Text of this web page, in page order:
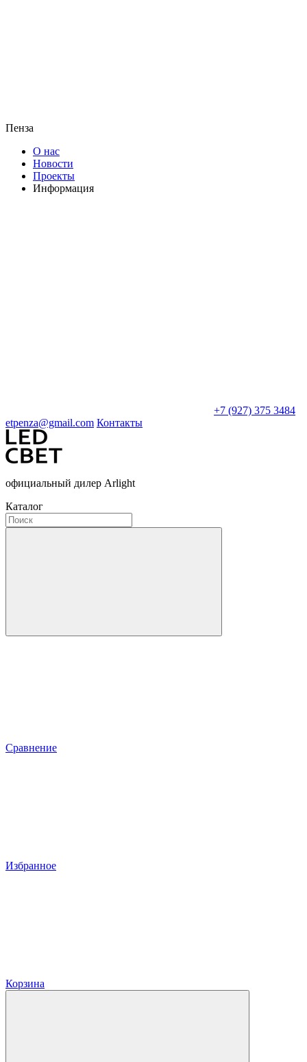
Пенза
О нас
Новости
Проекты
Информация
+7 (927) 375 3484
etpenza@gmail.com Контакты
официальный дилер Arlight
Каталог
Сравнение
Избранное
Корзина